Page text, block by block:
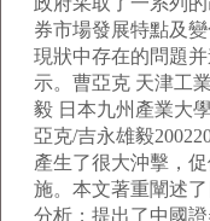
券市場發展特點及
現狀中存在的問題
示。曹亞克 天津工
毅 日本九州產業大
亞克/吉永雄毅
產生了很大沖擊，
施。本文著重闡述
分析；提出了中國